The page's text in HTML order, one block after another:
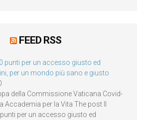
FEED RSS
punti per un accesso giusto ed
per un mondo più sano e giusto
della Commissione Vaticana Covid-
Accademia per la Vita The post Il
per un accesso giusto ed